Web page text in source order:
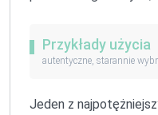
Przykłady użycia
autentyczne, starannie
Jeden z